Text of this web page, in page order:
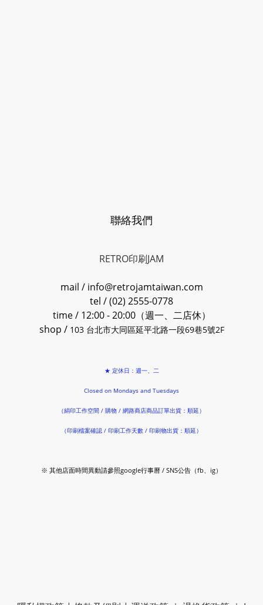
聯絡我們
RETRO印刷JAM
mail / info@retrojamtaiwan.com
tel / (02) 2555-0778
time / 12:00 - 20:00（週一、二店休）
shop / 103 台北市大同區延平北路一段69巷5號2F
★ 定休日：週一、二
Closed on Mondays and Tuesdays
（絹印工作空間 / 購物 / 網路商店商品訂單出貨：順延）
（印刷檔案確認 / 印刷工作天數 / 印刷物出貨：順延）
※ 其他店面時間異動請參照google行事曆 / SNS公告（fb、ig）